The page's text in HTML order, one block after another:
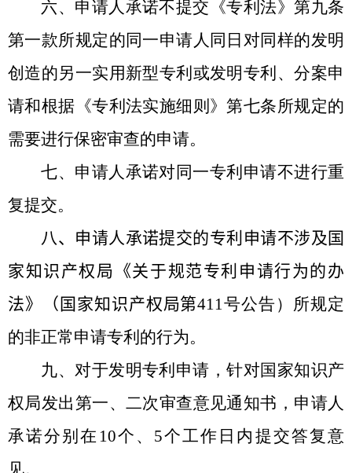
六、申请人承诺不提交《专利法》第九条
第一款所规定的同一申请人同日对同样的发明
创造的另一实用新型专利或发明专利、分案申
请和根据《专利法实施细则》第七条所规定的
需要进行保密审查的申请。
七、申请人承诺对同一专利申请不进行重
复提交。
八、申请人承诺提交的专利申请不涉及国
家知识产权局 《关于规范专利申请行为的办
法》（国家知识产权局第411 号公告） 所规定
的非正常申请专利的行为。
九、对于发明专利申请，针对国家知识产
权局发出第一、二次审查意见通知书，申请人
承诺分别在 10个、 5个工作日内提交答复意
见。